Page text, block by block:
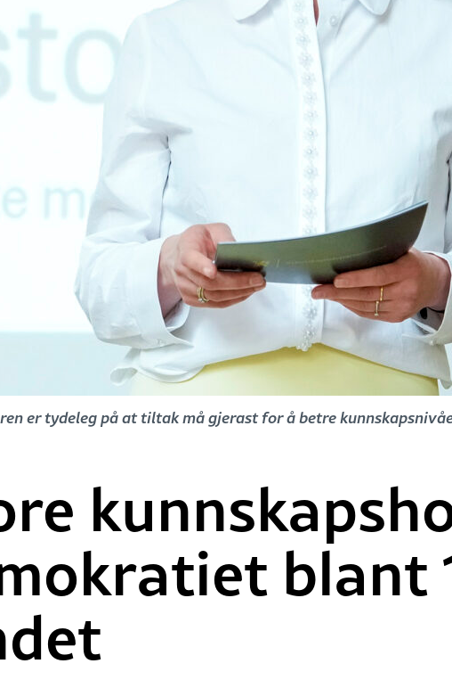
er tydeleg på at tiltak må gjerast for å betre
blant